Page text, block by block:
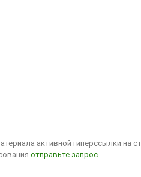
активной гиперссылки на
отправьте запрос.